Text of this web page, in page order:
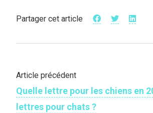
Partager cet article
Article précédent
Quelle lettre pour les chiens en
lettres pour chats ?